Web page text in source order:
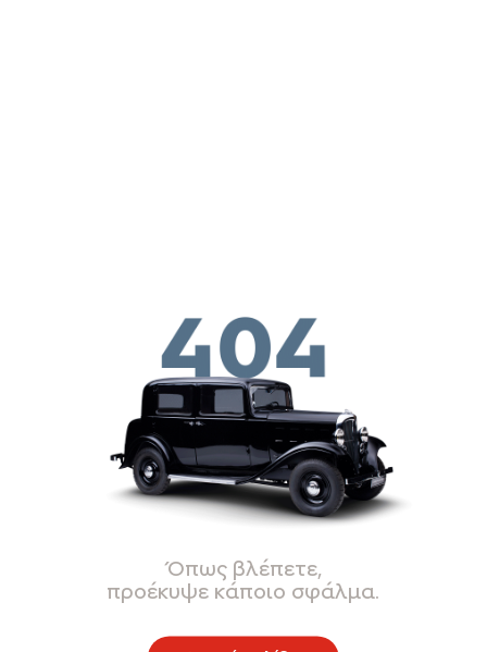
Όπως βλέπετε,
προέκυψε κάποιο σφάλμα.